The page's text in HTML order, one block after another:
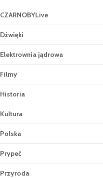
CZARNOBYLive
Dźwięki
Elektrownia jądrowa
Filmy
Historia
Kultura
Polska
Prypeć
Przyroda